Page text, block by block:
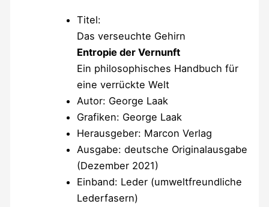
Titel:
Das verseuchte Gehirn
Entropie der Vernunft
Ein philosophisches Handbuch für
eine verrückte Welt
Autor: George Laak
Grafiken: George Laak
Herausgeber: Marcon Verlag
Ausgabe: deutsche Originalausgabe
(Dezember 2021)
Einband: Leder (umweltfreundliche
Lederfasern)